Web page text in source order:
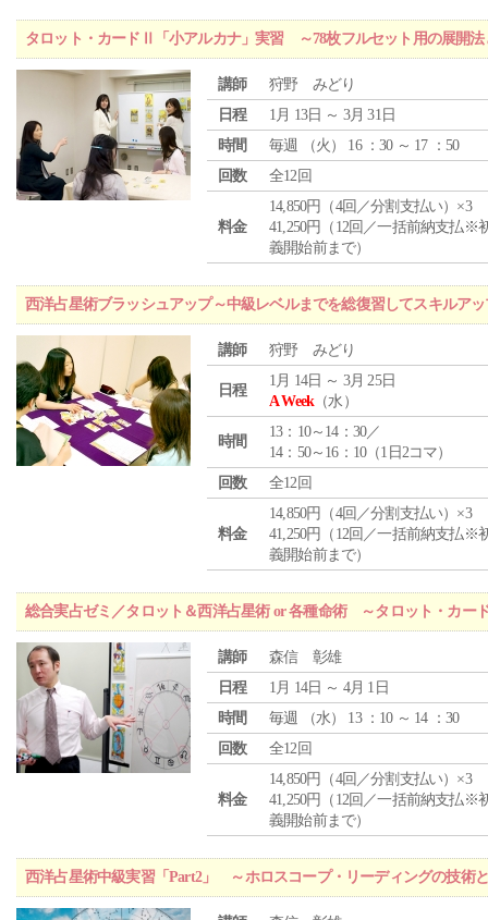
タロット・カードⅡ「小アルカナ」実習 ～78枚フルセット用の展開法
講師
狩野 みどり
日程
1月 13日 ～ 3月 31日
時間
毎週 （火 ） 16 ：30 ～ 17 ：50
回数
全12回
料金
14,850円（4回／分割支払い）×3
41,250円（12回／一括前納支払※
義開始前まで）
西洋占星術ブラッシュアップ～中級レベルまでを総復習してスキルア
講師 狩野 みどり
日程
1月 14日 ～ 3月 25日
A Week（水）
時間
13：10～14：30／
14：50～16：10（1日2コマ）
回数
全12回
料金
14,850円（4回／分割支払い）×3
41,250円（12回／一括前納支払※
義開始前まで）
総合実占ゼミ／タロット＆西洋占星術 or 各種命術 ～タロット・カー
講師
森信 彰雄
日程
1月 14日 ～ 4月 1日
時間
毎週 （水） 13 ：10 ～ 14 ：30
回数
全12回
料金
14,850円（4回／分割支払い）×3
41,250円（12回／一括前納支払※
義開始前まで）
西洋占星術中級実習「Part2」 ～ホロスコープ・リーディングの技術